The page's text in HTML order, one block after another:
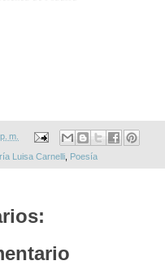
m.
Luisa Carnelli, Poesía